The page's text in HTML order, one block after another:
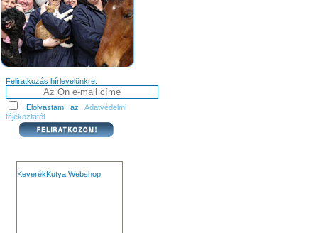
Feliratkozás hírlevelünkre:
Elolvastam az Adatvédelmi
tájékoztatót
KeverékKutya Webshop